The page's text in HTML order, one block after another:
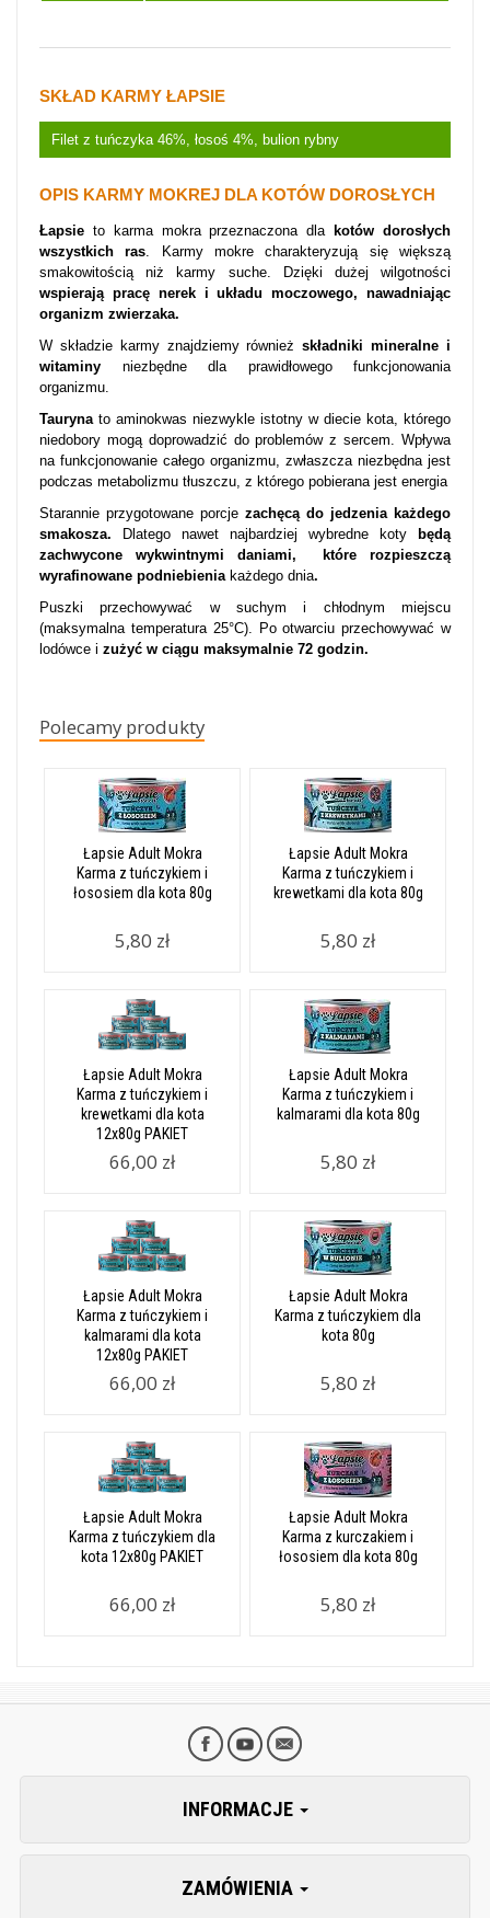
SKŁAD KARMY ŁAPSIE
Filet z tuńczyka 46%, łosoś 4%, bulion rybny
OPIS KARMY MOKREJ DLA KOTÓW DOROSŁYCH
Łapsie to karma mokra przeznaczona dla kotów dorosłych
wszystkich ras. Karmy mokre charakteryzują się większą
smakowitością niż karmy suche. Dzięki dużej wilgotności
wspierają pracę nerek i układu moczowego, nawadniając
organizm zwierzaka.
W składzie karmy znajdziemy równieżskładniki mineralne i
witaminy niezbędne dla prawidłowego funkcjonowania
organizmu.
Tauryna to aminokwas niezwykle istotny w diecie kota, którego
niedobory mogą doprowadzić do problemów z sercem. Wpływa
na funkcjonowanie całego organizmu, zwłaszcza niezbędna jest
podczas metabolizmu tłuszczu, z którego pobierana jest energia
Starannie przygotowane porcje zachęcą do jedzenia każdego
smakosza. Dlatego nawet najbardziej wybredne koty
będą
zachwycone wykwintnymi daniami, które rozpieszczą
wyrafinowane podniebieniakażdego dnia.
Puszki przechowywać w suchym i chłodnym miejscu
(maksymalna temperatura 25°C). Po otwarciu przechowywać w
lodówce i zużyć w ciągu maksymalnie 72 godzin.
Polecamy produkty
Łapsie Adult Mokra
Karma z tuńczykiem i
łososiem dla kota 80g
5,80 zł
Łapsie Adult Mokra
Karma z tuńczykiem i
krewetkami dla kota 80g
5,80 zł
Łapsie Adult Mokra
Karma z tuńczykiem i
krewetkami dla kota
12x80g PAKIET
66,00 zł
Łapsie Adult Mokra
Karma z tuńczykiem i
kalmarami dla kota 80g
5,80 zł
Łapsie Adult Mokra
Karma z tuńczykiem i
kalmarami dla kota
12x80g PAKIET
66,00 zł
Łapsie Adult Mokra
Karma z tuńczykiem dla
kota 80g
5,80 zł
Łapsie Adult Mokra
Karma z tuńczykiem dla
kota 12x80g PAKIET
66,00 zł
Łapsie Adult Mokra
Karma z kurczakiem i
łososiem dla kota 80g
5,80 zł
INFORMACJE
ZAMÓWIENIA